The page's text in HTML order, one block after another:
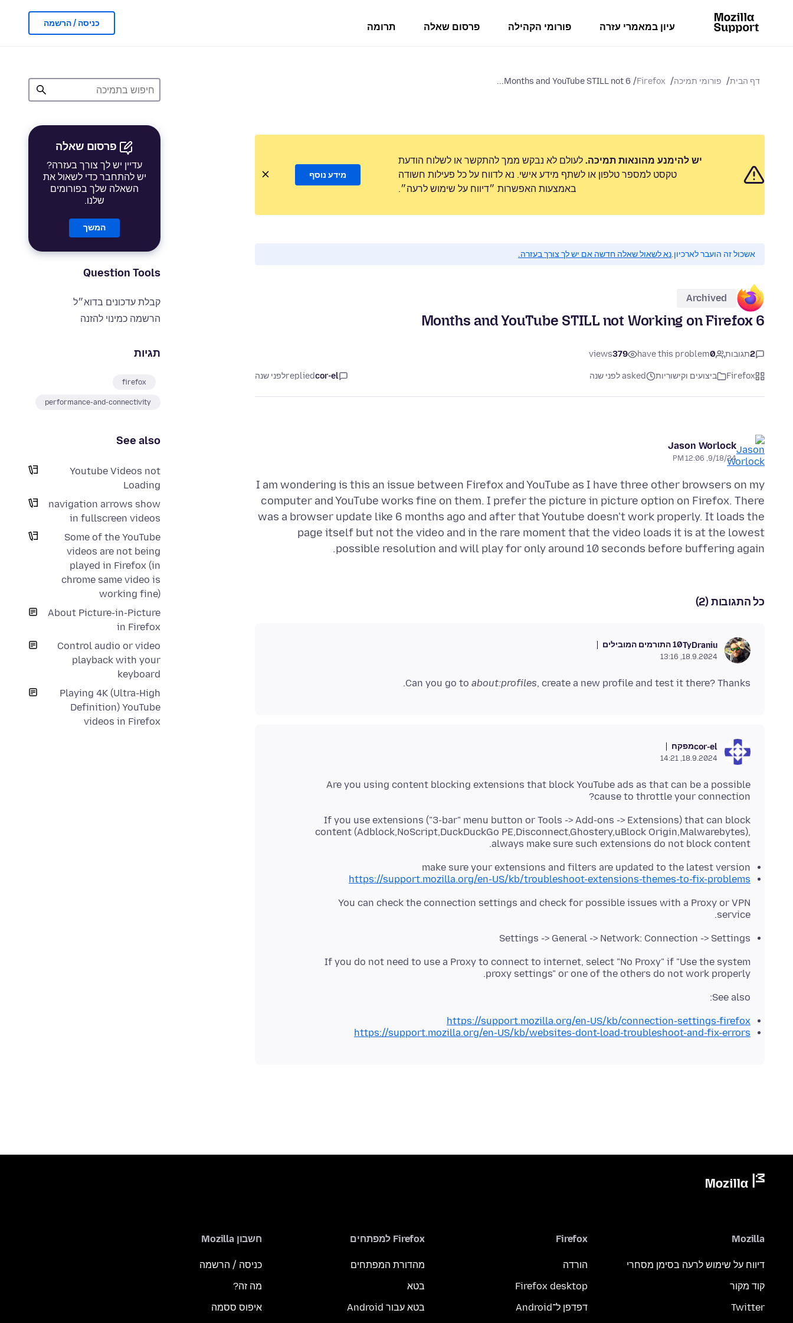
עיון במאמרי עזרה פורומי הקהילה פרסום שאלה תרומה כניסה / הרשמה
דף הבית פורומי תמיכה Firefox
6 Months and YouTube STILL not...
פרסום שאלה
עדיין יש לך צורך בעזרה?
יש להתחבר כדי לשאול את
השאלה שלך בפורומים
שלנו.
המשך
Question Tools
קבלת עדכונים בדוא״ל
הרשמה כמינוי להזנה
תגיות
firefox
performance-and-connectivity
See also
Youtube Videos not
Loading
navigation arrows show
in fullscreen videos
Some of the YouTube
videos are not being
played in Firefox (in
chrome same video is
working fine)
About Picture-in-Picture
in Firefox
Control audio or video
playback with your
keyboard
Playing 4K (Ultra-High
Definition) YouTube
videos in Firefox
יש להימנע מהונאות תמיכה. לעולם לא נבקש ממך להתקשר או לשלוח הודעת
טקסט למספר טלפון או לשתף מידע אישי. נא לדווח על כל פעילות חשודה
באמצעות האפשרות ״דיווח על שימוש לרעה״.
מידע נוסף
אשכול זה הועבר לארכיון.נא לשאול שאלה חדשה אם יש לך צורך בעזרה.
Archived
6 Months and YouTube STILL not Working on Firefox
2תגובות 0
have this problem
379
views
Firefox ביצועים וקישוריות asked לפני שנה cor-el
repliedלפני שנה
Jason Worlock
9/18/24, 12:06 PM
I am wondering is this an issue between Firefox and YouTube as I have three other browsers on my
computer and YouTube works fine on them. I prefer the picture in picture option on Firefox. There
was a browser update like 6 months ago and after that Youtube doesn't work properly. It loads the
page itself but not the video and in the rare moment that the video loads it is at the lowest
possible resolution and will play for only around 10 seconds before buffering again.
כל התגובות (2)
TyDraniu10 התורמים המובילים
18.9.2024, 13:16
Can you go to about:profiles, create a new profile and test it there? Thanks.
cor-elמפקח
18.9.2024, 14:21
Are you using content blocking extensions that block YouTube ads as that can be a possible
cause to throttle your connection?
If you use extensions ("3-bar" menu button or Tools -> Add-ons -> Extensions) that can block
content (Adblock,NoScript,DuckDuckGo PE,Disconnect,Ghostery,uBlock Origin,Malwarebytes),
always make sure such extensions do not block content.
make sure your extensions and filters are updated to the latest version
https://support.mozilla.org/en-US/kb/troubleshoot-extensions-themes-to-fix-problems
You can check the connection settings and check for possible issues with a Proxy or VPN
service.
Settings -> General -> Network: Connection -> Settings
If you do not need to use a Proxy to connect to internet, select "No Proxy" if "Use the system
proxy settings" or one of the others do not work properly.
See also:
https://support.mozilla.org/en-US/kb/connection-settings-firefox
https://support.mozilla.org/en-US/kb/websites-dont-load-troubleshoot-and-fix-errors
Mozilla
דיווח על שימוש לרעה בסימן מסחרי
קוד מקור
Twitter
Firefox
הורדה
Firefox desktop
דפדפן ל־Android
Firefox למפתחים
מהדורת המפתחים
בטא
בטא עבור Android
חשבון Mozilla
כניסה / הרשמה
מה זה?
איפוס ססמה